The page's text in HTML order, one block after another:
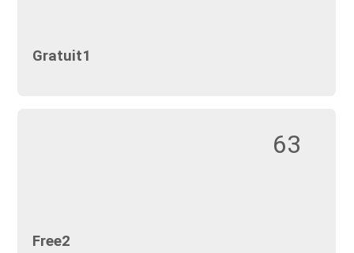
Gratuit1
63
Free2